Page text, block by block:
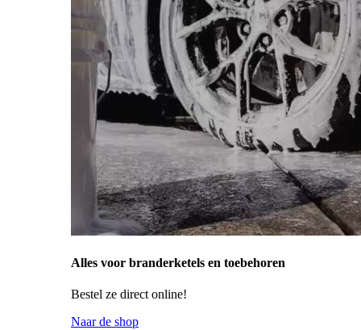
Alles voor branderketels en toebehoren
Bestel ze direct online!
Naar de shop